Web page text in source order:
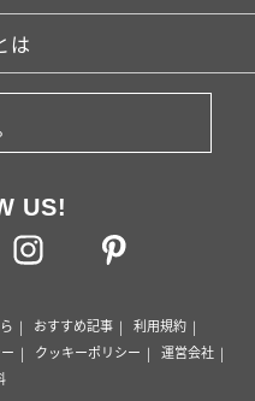
は
US!
おすすめ記事
利用規約
クッキーポリシー
運営会社